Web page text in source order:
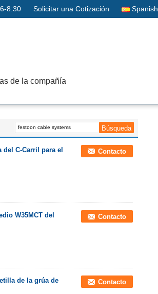
8:30 Solicitar una Cotización Spanish
de la compañía
C-Carril para el
Contacto
W35MCT del
Contacto
de la grúa de
Contacto